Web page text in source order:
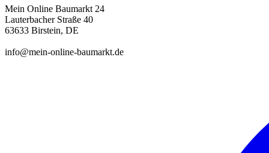
Mein Online Baumarkt 24
Lauterbacher Straße 40
63633 Birstein, DE
info@mein-online-baumarkt.de